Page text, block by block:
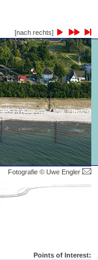
[nach rechts]
Fotografie © Uwe Engler
Points of Interest: